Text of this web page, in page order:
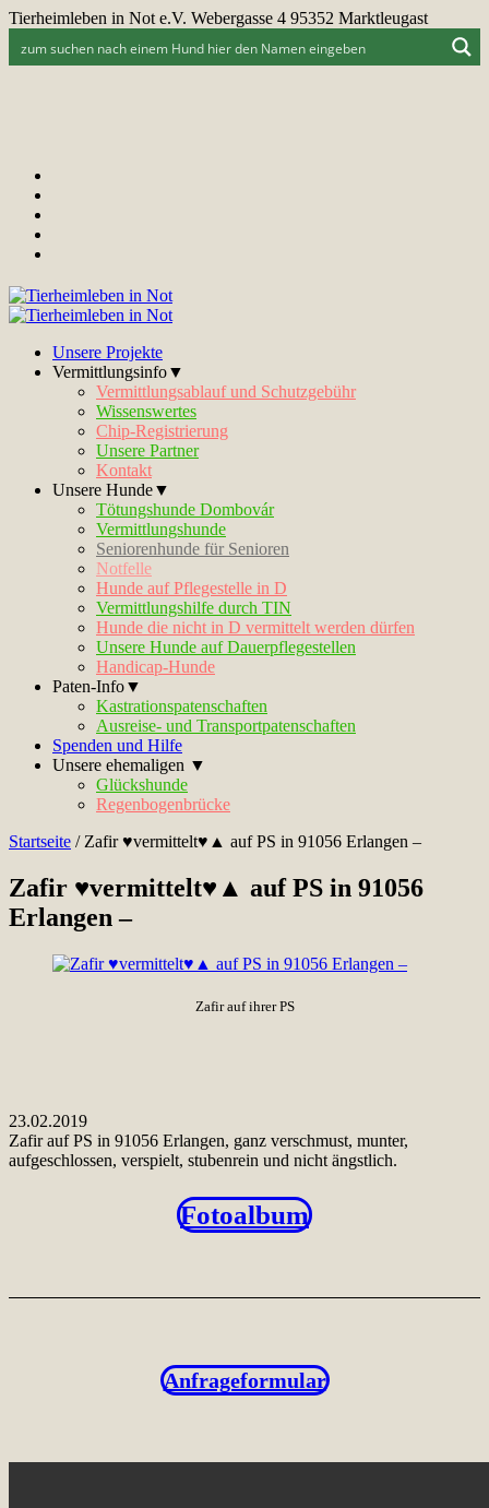
Tierheimleben in Not e.V. Webergasse 4 95352 Marktleugast
Unsere Projekte
Vermittlungsinfo▼
Vermittlungsablauf und Schutzgebühr
Wissenswertes
Chip-Registrierung
Unsere Partner
Kontakt
Unsere Hunde▼
Tötungshunde Dombovár
Vermittlungshunde
Seniorenhunde für Senioren
Notfelle
Hunde auf Pflegestelle in D
Vermittlungshilfe durch TIN
Hunde die nicht in D vermittelt werden dürfen
Unsere Hunde auf Dauerpflegestellen
Handicap-Hunde
Paten-Info▼
Kastrationspatenschaften
Ausreise- und Transportpatenschaften
Spenden und Hilfe
Unsere ehemaligen ▼
Glückshunde
Regenbogenbrücke
Startseite / Zafir ♥vermittelt♥▲ auf PS in 91056 Erlangen –
Zafir ♥vermittelt♥▲ auf PS in 91056
Erlangen –
Zafir auf ihrer PS
23.02.2019
Zafir auf PS in 91056 Erlangen, ganz verschmust, munter,
aufgeschlossen, verspielt, stubenrein und nicht ängstlich.
Fotoalbum
Anfrageformular